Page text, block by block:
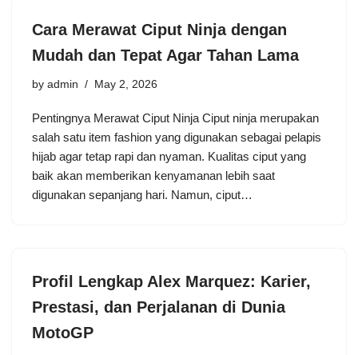
Cara Merawat Ciput Ninja dengan
Mudah dan Tepat Agar Tahan Lama
by admin May 2, 2026
Pentingnya Merawat Ciput Ninja Ciput ninja merupakan
salah satu item fashion yang digunakan sebagai pelapis
hijab agar tetap rapi dan nyaman. Kualitas ciput yang
baik akan memberikan kenyamanan lebih saat
digunakan sepanjang hari. Namun, ciput…
Profil Lengkap Alex Marquez: Karier,
Prestasi, dan Perjalanan di Dunia
MotoGP